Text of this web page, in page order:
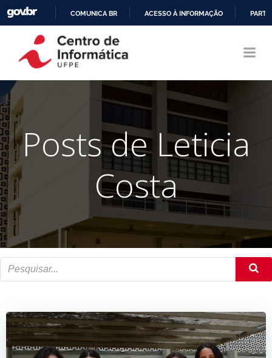
CONTEÚDO
COMUNICA BR ACESSO À INFORMAÇÃO
Posts deLeticia
Costa